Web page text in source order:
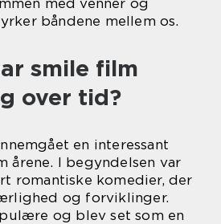
med venner og
båndene mellem os.
smile film
over tid?
en interessant
årene. I begyndelsen var
romantiske komedier, der
og forviklinger.
og blev set som en